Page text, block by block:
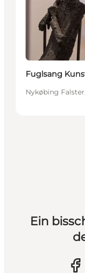
Fuglsang
Nykøbing
Ein